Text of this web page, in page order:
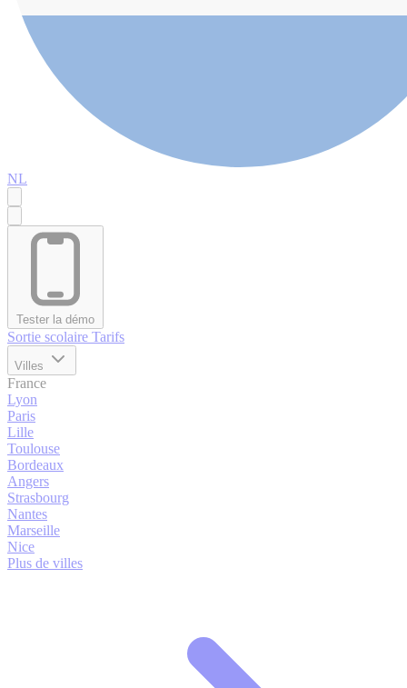
NL
Tester la démo
Sortie scolaire Tarifs
Villes
France
Lyon
Paris
Lille
Toulouse
Bordeaux
Angers
Strasbourg
Nantes
Marseille
Nice
Plus de villes